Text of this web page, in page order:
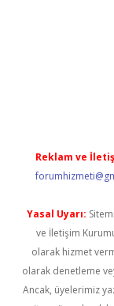
Reklam ve
Yasal Uyarı:
ve İletişim
olarak hizmet
olarak denetleme
Ancak, üyelerimiz